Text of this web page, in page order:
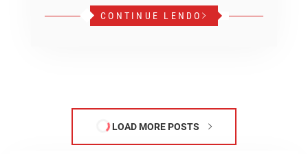
CONTINUE LENDO
LOAD MORE POSTS